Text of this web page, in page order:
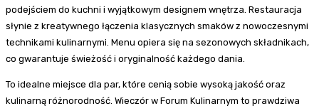
podejściem do kuchni i wyjątkowym designem wnętrza. Restauracja
słynie z kreatywnego łączenia klasycznych smaków z nowoczesnymi
technikami kulinarnymi. Menu opiera się na sezonowych składnikach,
co gwarantuje świeżość i oryginalność każdego dania.
To idealne miejsce dla par, które cenią sobie wysoką jakość oraz
kulinarną różnorodność. Wieczór w Forum Kulinarnym to prawdziwa